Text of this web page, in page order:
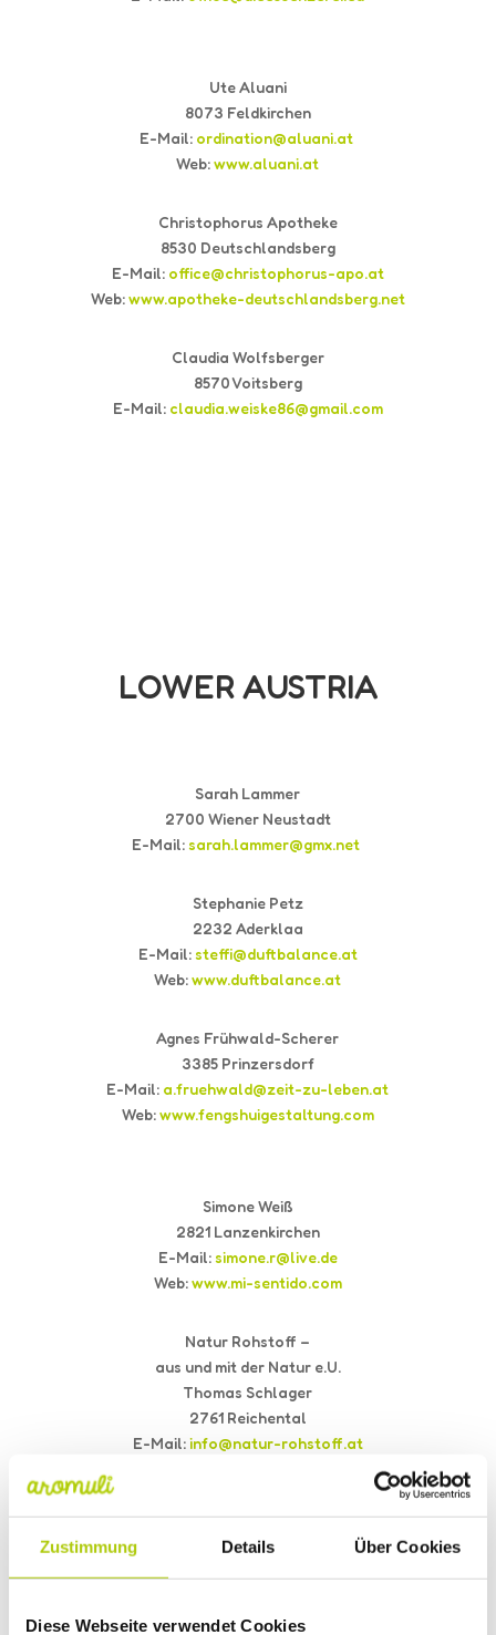
Zustimmung Details Über Cookies
Diese Webseite verwendet Cookies
Ute Aluani
8073 Feldkirchen
E-Mail: ordination@aluani.at
Web:www.aluani.at
Christophorus Apotheke
8530 Deutschlandsberg
E-Mail: office@christophorus-apo.at
Web:www.apotheke-deutschlandsberg.net
Claudia Wolfsberger
8570 Voitsberg
E-Mail: claudia.weiske86@gmail.com
LOWER AUSTRIA
Sarah Lammer
2700 Wiener Neustadt
E-Mail:sarah.lammer@gmx.net
Stephanie Petz
2232 Aderklaa
E-Mail:steffi@duftbalance.at
Web:www.duftbalance.at
Agnes Frühwald-Scherer
3385 Prinzersdorf
E-Mail: a.fruehwald@zeit-zu-leben.at
Web:www.fengshuigestaltung.com
Simone Weiß
2821 Lanzenkirchen
E-Mail:simone.r@live.de
Web:www.mi-sentido.com
Natur Rohstoff –
aus und mit der Natur e.U.
Thomas Schlager
2761 Reichental
E-Mail:info@natur-rohstoff.at
2514 Möllersdorf
E-Mail:harmonie@martinaszobek.at